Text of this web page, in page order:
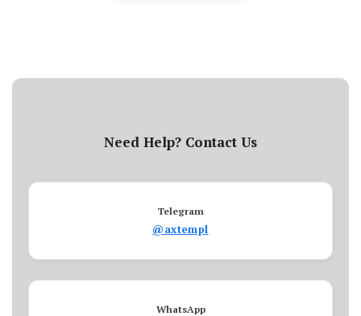
Need Help? Contact Us
Telegram
@axtempl
WhatsApp